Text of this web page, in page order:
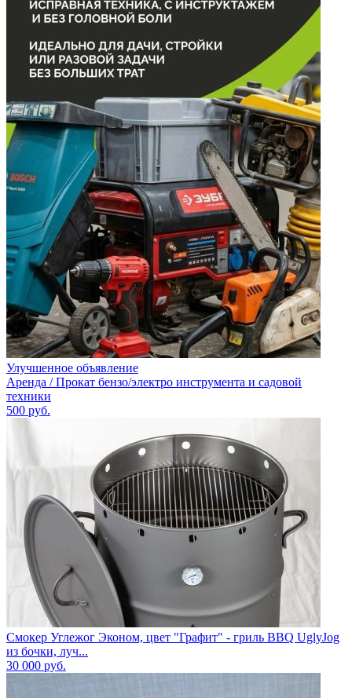
Улучшенное объявление
Аренда / Прокат бензо/электро инструмента и садовой
техники
500 руб.
Смокер Углежог Эконом, цвет "Графит" - гриль BBQ UglyJog
из бочки, луч...
30 000 руб.